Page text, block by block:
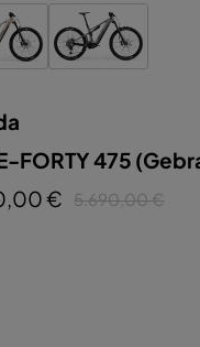
FORTY 475
€ 5.690,00 €
eine